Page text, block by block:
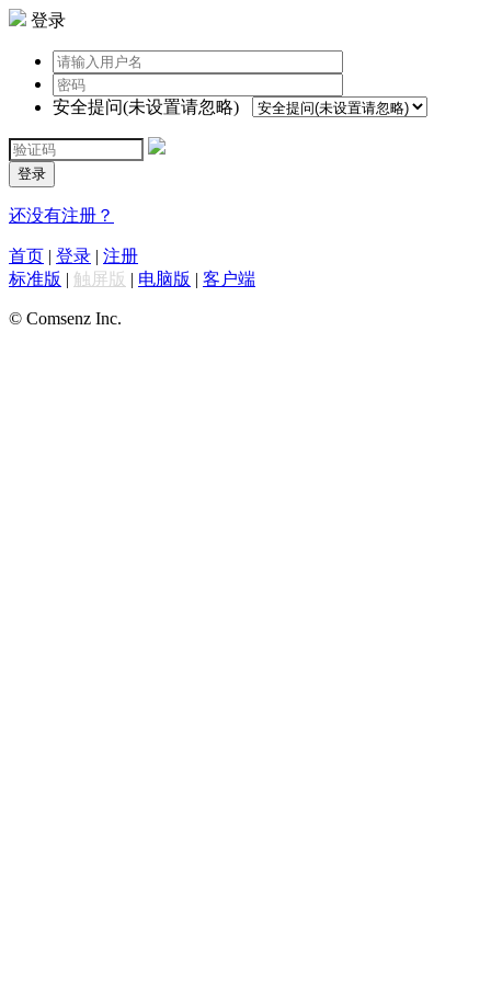
登录
安全提问(未设置请忽略)
登录
还没有注册？
首页 | 登录 | 注册
标准版 | 触屏版 | 电脑版 | 客户端
© Comsenz Inc.